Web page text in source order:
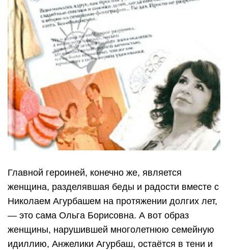
Главной героиней, конечно же, является
женщина, разделявшая беды и радости вместе с
Николаем Агурбашем на протяжении долгих лет,
— это сама Ольга Борисовна. А вот образ
женщины, нарушившей многолетнюю семейную
идиллию, Анжелики Агурбаш, остаётся в тени и